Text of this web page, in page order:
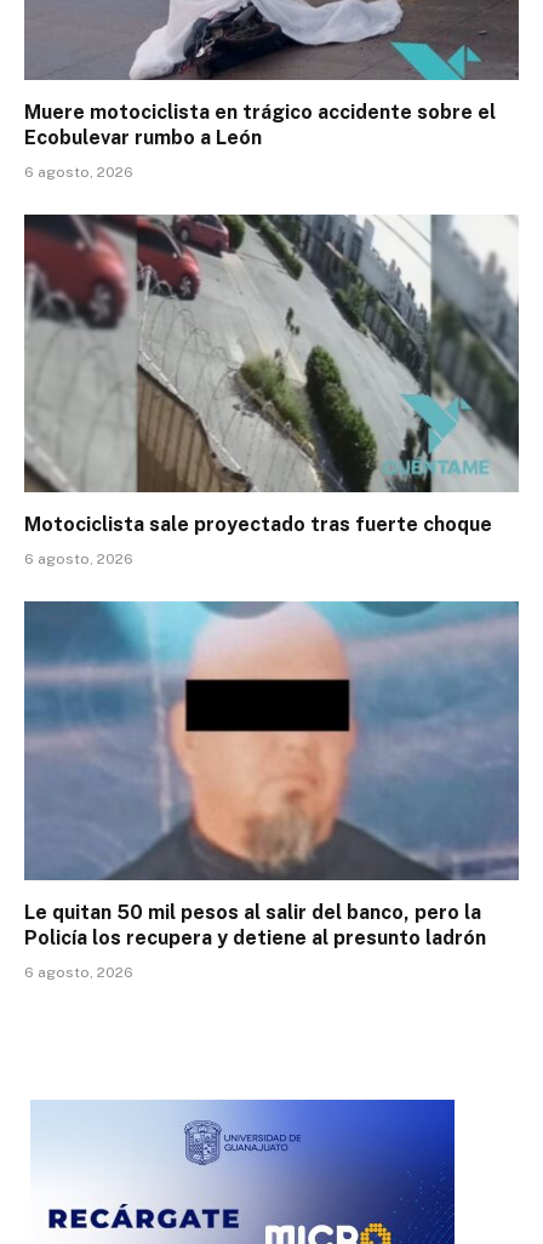
Muere motociclista en trágico accidente sobre el
Ecobulevar rumbo a León
6 agosto, 2026
Motociclista sale proyectado tras fuerte choque
6 agosto, 2026
Le quitan 50 mil pesos al salir del banco, pero la
Policía los recupera y detiene al presunto ladrón
6 agosto, 2026